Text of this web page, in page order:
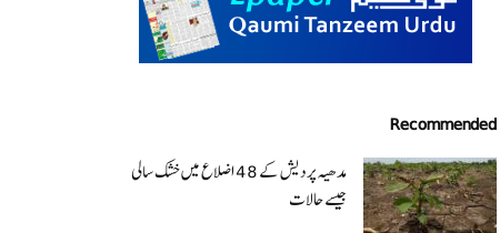
Recommended
مدھیہ پردیش کے 48 اضلاع میں خشک سالی
جیسے حالات